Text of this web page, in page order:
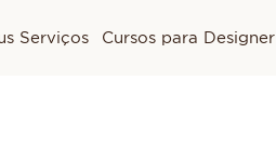
Serviços Cursos para Designer